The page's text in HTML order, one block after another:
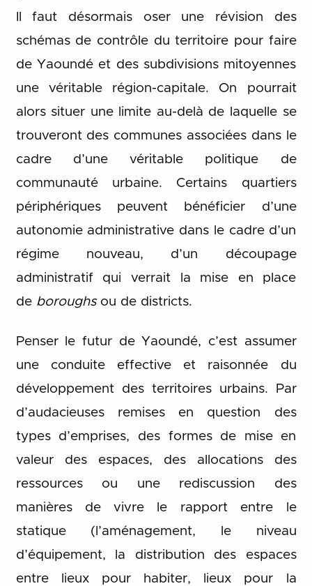
Il faut désormais oser une révision des
schémas de contrôle du territoire pour faire
de Yaoundé et des subdivisions mitoyennes
une véritable région-capitale. On pourrait
alors situer une limite au-delà de laquelle se
trouveront des communes associées dans le
cadre d’une véritable politique de
communauté urbaine. Certains quartiers
périphériques peuvent bénéficier d’une
autonomie administrative dans le cadre d’un
régime nouveau, d’un découpage
administratif qui verrait la mise en place
de boroughsou de districts.
Penser le futur de Yaoundé, c’est assumer
une conduite effective et raisonnée du
développement des territoires urbains. Par
d’audacieuses remises en question des
types d’emprises, des formes de mise en
valeur des espaces, des allocations des
ressources ou une rediscussion des
manières de vivre le rapport entre le
statique (l’aménagement, le niveau
d’équipement, la distribution des espaces
entre lieux pour habiter, lieux pour la